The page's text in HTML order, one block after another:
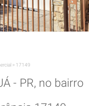
> 17149
- PR, no bairro